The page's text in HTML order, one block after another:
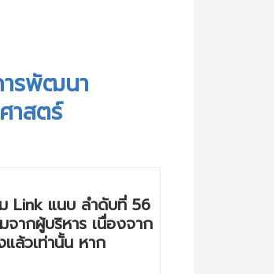
ารพัฒนา
าสตร์
Link แนบ ลำดับที่ 56
ากผู้บริหาร เนื่องจาก
ล้วเท่านั้น หาก